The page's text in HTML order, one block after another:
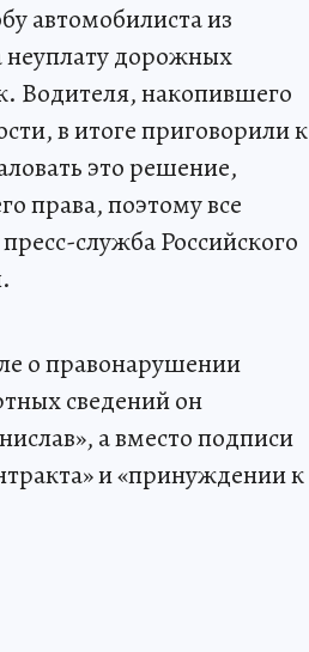
автомобилиста из
неуплату дорожных
Водителя, накопившего
в итоге приговорили к
это решение,
права, поэтому все
служба Российского
о правонарушении
сведений он
а вместо подписи
и «принуждении к